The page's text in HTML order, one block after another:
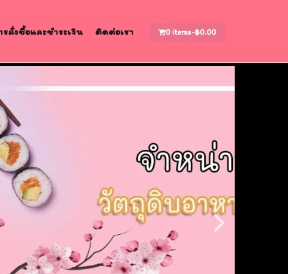
รสั่งซื้อและชำระเงิน ติดต่อเรา 0 items-฿0.00